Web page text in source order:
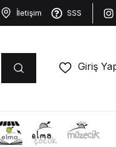
İletişim SSS
Giriş